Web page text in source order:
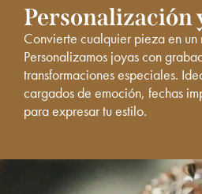
Personalización
Convierte cualquier pieza en
Personalizamos joyas con
transformaciones especiales.
cargados de emoción, fechas
para expresar tu estilo.